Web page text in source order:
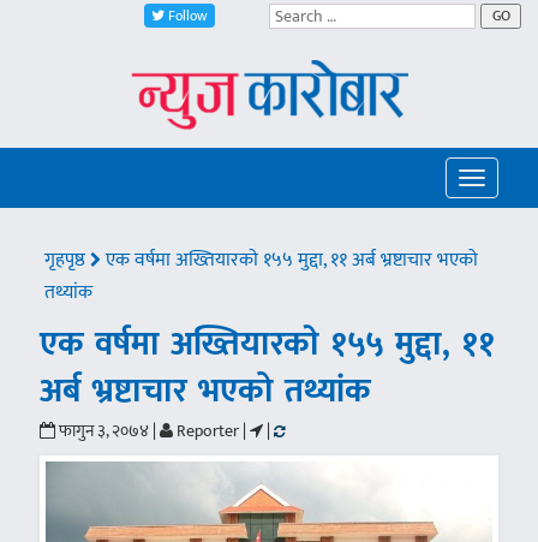
Follow GO
Toggle
गृहपृष्ठ
एक वर्षमा अख्तियारकाे १५५ मुद्दा, ११ अर्ब भ्रष्टाचार भएको
तथ्यांक
एक वर्षमा अख्तियारकाे १५५ मुद्दा, ११
अर्ब भ्रष्टाचार भएको तथ्यांक
फागुन ३, २०७४ | Reporter | |